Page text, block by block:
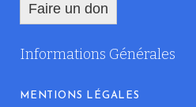
Faire un don
Informations Générales
MENTIONS LÉGALES